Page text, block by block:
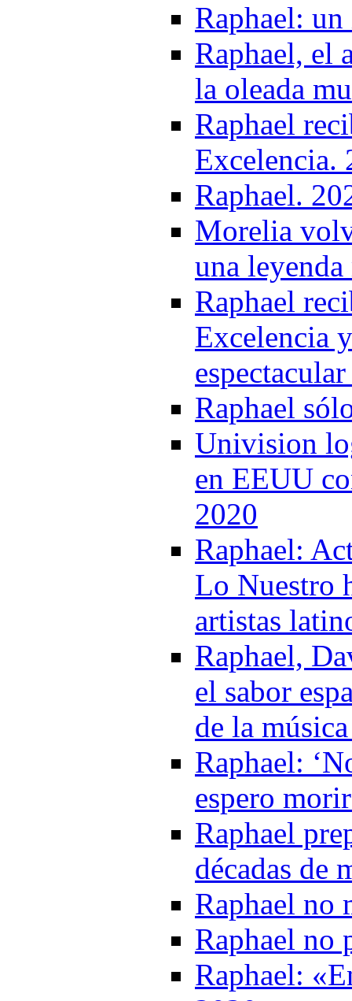
Raphael:
Raphael, el
la oleada
Raphael
Excelencia.
Raphael.
Morelia
una
Raphael
Excelencia
Raphael
Univision
en EEUU
2020
Raphael:
Lo Nuestro
artistas
Raphael,
el sabor
de la
Raphael:
espero
Raphael
décadas de
Raphael no
Raphael no
Raphael: